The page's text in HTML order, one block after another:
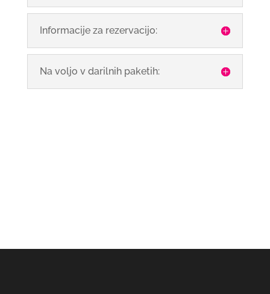
Informacije za rezervacijo:
Na voljo v darilnih paketih: